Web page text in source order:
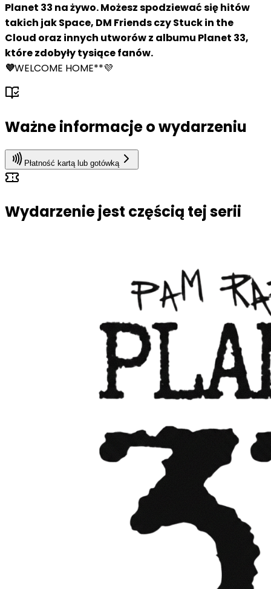
Planet 33 na żywo. Możesz spodziewać się hitów
takich jakSpace, DM FriendsczyStuck in the
Cloud oraz innych utworów z albumu Planet 33,
które zdobyły tysiące fanów.
💜WELCOME HOME**💜
Ważne informacje o wydarzeniu
Płatność kartą lub gotówką
Wydarzenie jest częścią tej serii